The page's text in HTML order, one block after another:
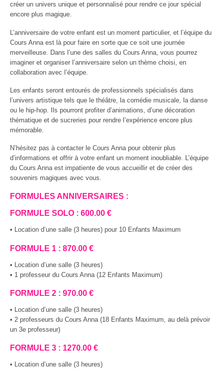
créer un univers unique et personnalisé pour rendre ce jour spécial
encore plus magique.
L’anniversaire de votre enfant est un moment particulier, et l’équipe du
Cours Anna est là pour faire en sorte que ce soit une journée
merveilleuse. Dans l’une des salles du Cours Anna, vous pourrez
imaginer et organiser l’anniversaire selon un thème choisi, en
collaboration avec l’équipe.
Les enfants seront entourés de professionnels spécialisés dans
l’univers artistique tels que le théâtre, la comédie musicale, la danse
ou le hip-hop. Ils pourront profiter d’animations, d’une décoration
thématique et de sucreries pour rendre l’expérience encore plus
mémorable.
N’hésitez pas à contacter le Cours Anna pour obtenir plus
d’informations et offrir à votre enfant un moment inoubliable. L’équipe
du Cours Anna est impatiente de vous accueillir et de créer des
souvenirs magiques avec vous.
FORMULES ANNIVERSAIRES :
FORMULE SOLO : 600.00 €
• Location d’une salle (3 heures) pour 10 Enfants Maximum
FORMULE 1 : 870.00 €
• Location d’une salle (3 heures)
• 1 professeur du Cours Anna (12 Enfants Maximum)
FORMULE 2 : 970.00 €
• Location d’une salle (3 heures)
• 2 professeurs du Cours Anna (18 Enfants Maximum, au delà prévoir
un 3e professeur)
FORMULE 3 : 1270.00 €
• Location d’une salle (3 heures)